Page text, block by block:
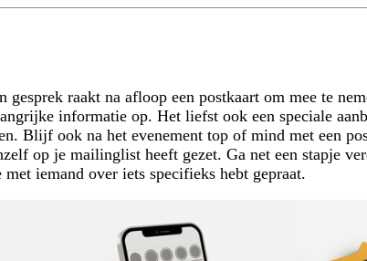
gesprek raakt na afloop een postkaart om mee te
informatie op. Het liefst ook een speciale
Blijf ook na het evenement top of mind met een
op je mailinglist heeft gezet. Ga net een stapje
iemand over iets specifieks hebt gepraat.